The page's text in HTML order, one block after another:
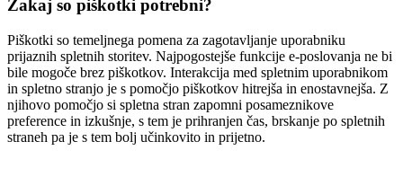
Zakaj so piškotki potrebni?
Piškotki so temeljnega pomena za zagotavljanje uporabniku
prijaznih spletnih storitev. Najpogostejše funkcije e-poslovanja ne bi
bile mogoče brez piškotkov. Interakcija med spletnim uporabnikom
in spletno stranjo je s pomočjo piškotkov hitrejša in enostavnejša. Z
njihovo pomočjo si spletna stran zapomni posameznikove
preference in izkušnje, s tem je prihranjen čas, brskanje po spletnih
straneh pa je s tem bolj učinkovito in prijetno.